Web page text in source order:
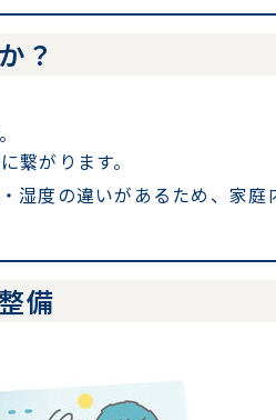
？
繋がります。
湿度の違いがあるため、家
備